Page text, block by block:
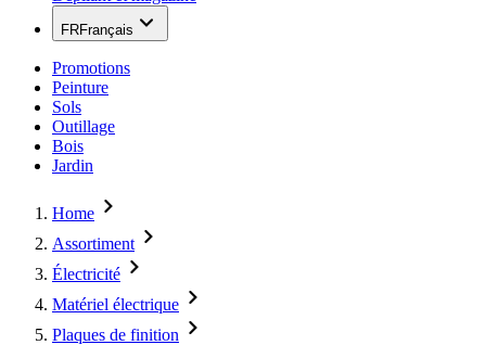
FRFrançais
Promotions
Peinture
Sols
Outillage
Bois
Jardin
Home
Assortiment
Électricité
Matériel électrique
Plaques de finition